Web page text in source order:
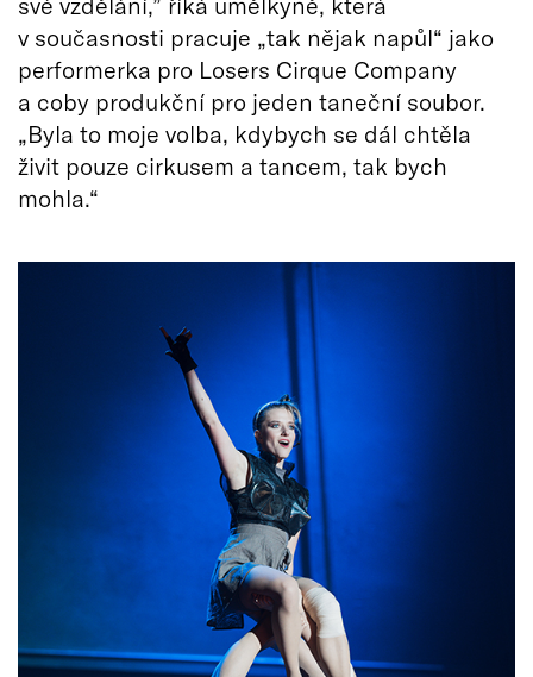
v současnosti pracuje „tak nějak napůl“ jako
performerka pro Losers Cirque Company
a coby produkční pro jeden taneční soubor.
„Byla to moje volba, kdybych se dál chtěla
živit pouze cirkusem a tancem, tak bych
mohla.“